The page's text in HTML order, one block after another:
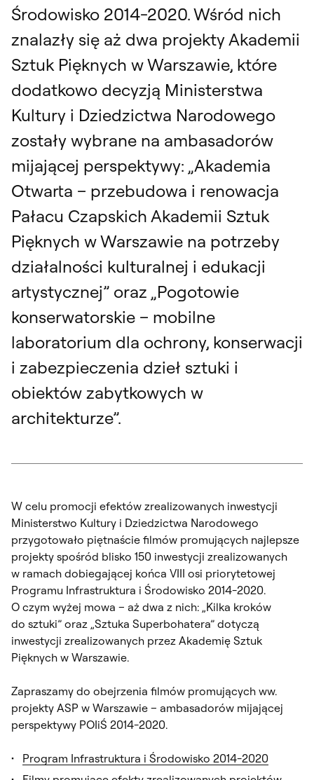
Środowisko 2014-2020. Wśród nich
znalazły się aż dwa projekty Akademii
Sztuk Pięknych w Warszawie, które
dodatkowo decyzją Ministerstwa
Kultury i Dziedzictwa Narodowego
zostały wybrane na ambasadorów
mijającej perspektywy: „Akademia
Otwarta – przebudowa i renowacja
Pałacu Czapskich Akademii Sztuk
Pięknych w Warszawie na potrzeby
działalności kulturalnej i edukacji
artystycznej” oraz „Pogotowie
konserwatorskie – mobilne
laboratorium dla ochrony, konserwacji
i zabezpieczenia dzieł sztuki i
obiektów zabytkowych w
architekturze”.
W celu promocji efektów zrealizowanych inwestycji
Ministerstwo Kultury i Dziedzictwa Narodowego
przygotowało piętnaście filmów promujących najlepsze
projekty spośród blisko 150 inwestycji zrealizowanych
w ramach dobiegającej końca VIII osi priorytetowej
Programu Infrastruktura i Środowisko 2014-2020.
O czym wyżej mowa – aż dwa z nich: „Kilka kroków
do sztuki” oraz „Sztuka Superbohatera” dotyczą
inwestycji zrealizowanych przez Akademię Sztuk
Pięknych w Warszawie.
Zapraszamy do obejrzenia filmów promujących ww.
projekty ASP w Warszawie – ambasadorów mijającej
perspektywy POIiŚ 2014-2020.
Program Infrastruktura i Środowisko 2014-2020